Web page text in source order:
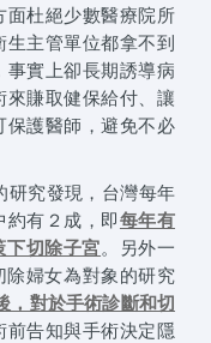
面杜絕少數醫療院所
主管單位都拿不到
實上卻長期誘導病
來賺取健保給付、讓
護醫師，避免不必
研究發現，台灣每年
有２成，即每年有
下切除子宮。另外一
婦女為對象的研究
，對於手術診斷和切
前告知與手術決定隱